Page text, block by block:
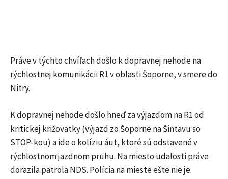
Práve v týchto chvíľach došlo k dopravnej nehode na
rýchlostnej komunikácii R1 v oblasti Šoporne, v smere do
Nitry.
K dopravnej nehode došlo hneď za výjazdom na R1 od
kritickej križovatky (výjazd zo Šoporne na Šintavu so
STOP-kou) a ide o kolíziu áut, ktoré sú odstavené v
rýchlostnom jazdnom pruhu. Na miesto udalosti práve
dorazila patrola NDS. Polícia na mieste ešte nie je.